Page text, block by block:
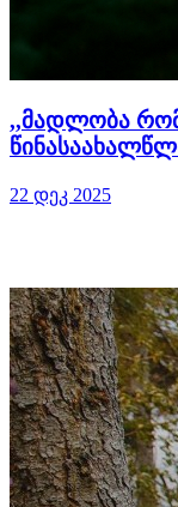
,,მადლობა რომ
22 დეკ 2025